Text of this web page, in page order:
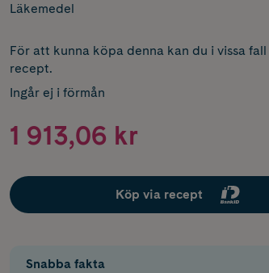
Läkemedel
För att kunna köpa denna kan du i vissa
recept.
Ingår ej i förmån
1 913,06 kr
Köp via recept
Snabba fakta